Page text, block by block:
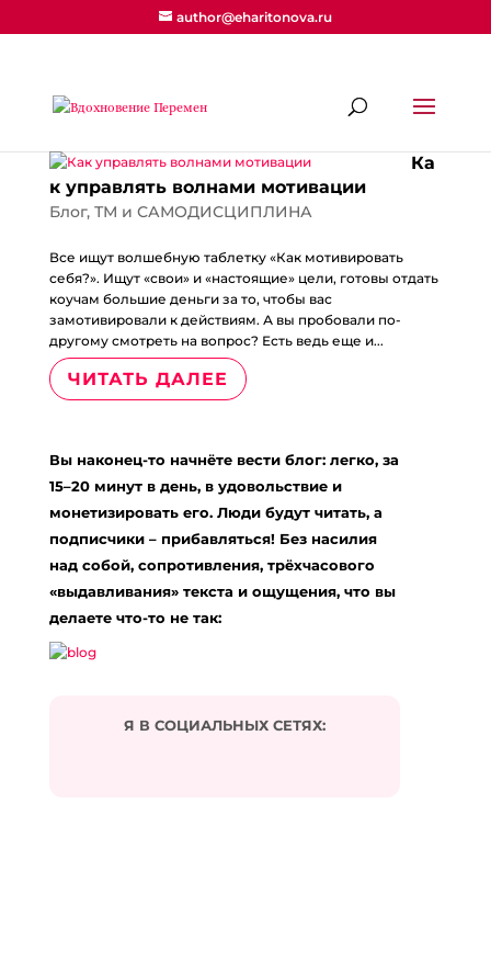
author@eharitonova.ru
Ка
к управлять волнами мотивации
Блог, ТМ и САМОДИСЦИПЛИНА
Все ищут волшебную таблетку «Как мотивировать
себя?». Ищут «свои» и «настоящие» цели, готовы отдать
коучам большие деньги за то, чтобы вас
замотивировали к действиям. А вы пробовали по-
другому смотреть на вопрос? Есть ведь еще и...
ЧИТАТЬ ДАЛЕЕ
Вы наконец-то начнёте вести блог: легко, за
15–20 минут в день, в удовольствие и
монетизировать его. Люди будут читать, а
подписчики – прибавляться! Без насилия
над собой, сопротивления, трёхчасового
«выдавливания» текста и ощущения, что вы
делаете что-то не так:
Я В СОЦИАЛЬНЫХ СЕТЯХ: